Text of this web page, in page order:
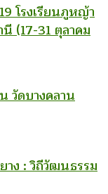
โรงเรียนภูหญ้า
(17-31 ตุลาคม
วัดบางคลาน
าง : วิถีวัฒนธรรม